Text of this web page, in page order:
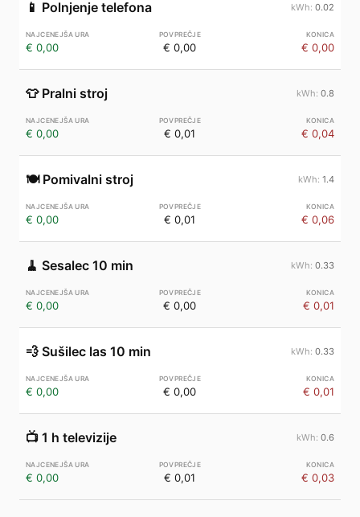
📱 Polnjenje telefona 0.02
€ 0,00 € 0,00 € 0,00
👕 Pralni stroj 0.8
€ 0,00 € 0,01 € 0,04
🍽️ Pomivalni stroj 1.4
€ 0,00 € 0,01 € 0,06
🧹 Sesalec 10 min 0.33
€ 0,00 € 0,00 € 0,01
💨 Sušilec las 10 min 0.33
€ 0,00 € 0,00 € 0,01
📺 1 h televizije 0.6
€ 0,00 € 0,01 € 0,03